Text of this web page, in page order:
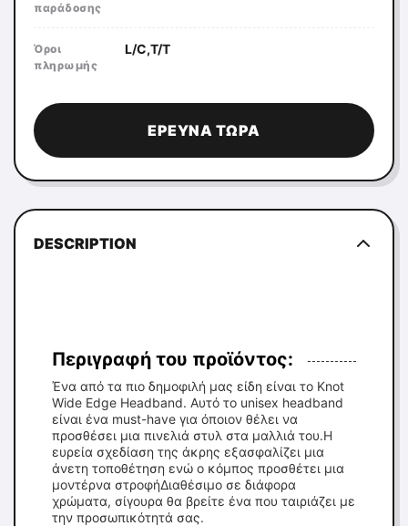
παράδοσης
Όροι
πληρωμής
L/C,T/T
ΈΡΕΥΝΑ ΤΏΡΑ
DESCRIPTION
Περιγραφή του προϊόντος:
Ένα από τα πιο δημοφιλή μας είδη είναι το Knot
Wide Edge Headband. Αυτό το unisex headband
είναι ένα must-have για όποιον θέλει να
προσθέσει μια πινελιά στυλ στα μαλλιά του.Η
ευρεία σχεδίαση της άκρης εξασφαλίζει μια
άνετη τοποθέτηση ενώ ο κόμπος προσθέτει μια
μοντέρνα στροφήΔιαθέσιμο σε διάφορα
χρώματα, σίγουρα θα βρείτε ένα που ταιριάζει με
την προσωπικότητά σας.